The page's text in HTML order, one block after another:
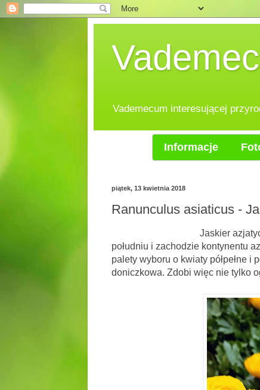
Vademecum interesującej
Informacje
piątek, 13 kwietnia 2018
Ranunculus asiaticus -
Jaskier azjatycki,
południu i zachodzie kontynentu
palety wyboru o kwiaty półpełne i
doniczkowa. Zdobi więc nie tylko